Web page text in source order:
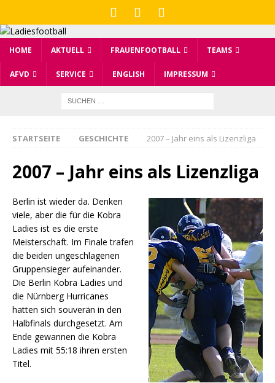
HOME AKTUELL FRAUENFOOTBALL TEAMS
AFVD SERVICE ENGLISH IMPRESSUM
STARTSEITE GESCHICHTE 2007 – Jahr eins als Lizenzliga
2007 – Jahr eins als Lizenzliga
Berlin ist wieder da. Denken
viele, aber die für die Kobra
Ladies ist es die erste
Meisterschaft. Im Finale trafen
die beiden ungeschlagenen
Gruppensieger aufeinander.
Die Berlin Kobra Ladies und
die Nürnberg Hurricanes
hatten sich souverän in den
Halbfinals durchgesetzt. Am
Ende gewannen die Kobra
Ladies mit 55:18 ihren ersten
Titel.